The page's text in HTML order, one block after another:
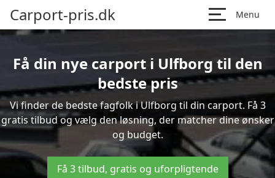
Carport-pris.dk Menu
Få din nye carport i Ulfborg til den
bedste pris
Vi finder de bedste fagfolk i Ulfborg til din carport. Få 3
gratis tilbud og vælg den løsning, der matcher dine ønsker
og budget.
Få 3 tilbud, gratis og uforpligtende